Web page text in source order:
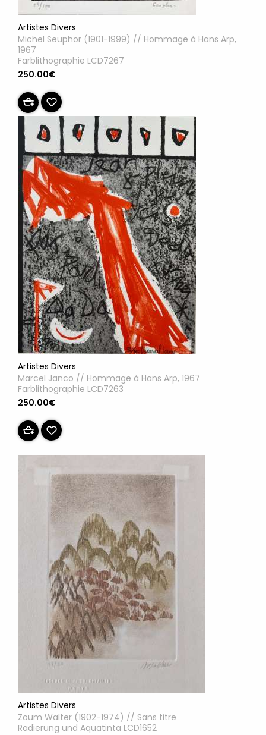
Artistes Divers
Michel Seuphor (1901-1999) // Hommage à Hans Arp,
1967
Farblithographie LCD7267
250.00€
Artistes Divers
Marcel Janco // Hommage à Hans Arp, 1967
Farblithographie LCD7263
250.00€
Artistes Divers
Zoum Walter (1902-1974) // Sans titre
Radierung und Aquatinta LCD1652